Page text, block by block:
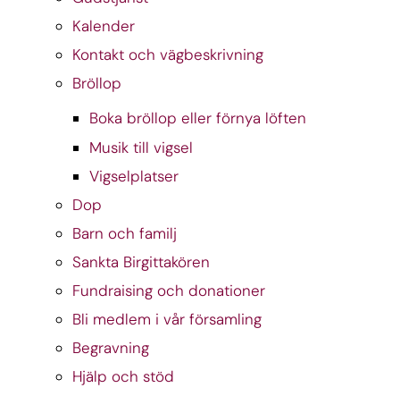
Kalender
Kontakt och vägbeskrivning
Bröllop
Boka bröllop eller förnya löften
Musik till vigsel
Vigselplatser
Dop
Barn och familj
Sankta Birgittakören
Fundraising och donationer
Bli medlem i vår församling
Begravning
Hjälp och stöd